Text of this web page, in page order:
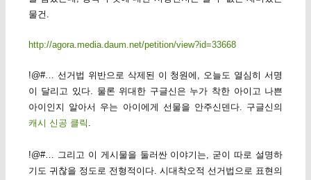
물건.
http://agora.media.daum.net/petition/view?id=33668
!@#… 선거법 위반으로 삭제된 이 청원에, 오늘도 열심히 서명
이 달리고 있다. 물론 위대한 구글신은 누가 착한 아이고 나쁜
아이인지 알아서 우는 아이에게 선물을 안주신덴다. 구글신의
캐시 신공 클릭
!@#… 그리고 이 게시물을 둘러싼 이야기는, 굳이 따로 설명하
기도 귀찮을 정도로 전형적이다. 시대착오적 선거법으로 표현의